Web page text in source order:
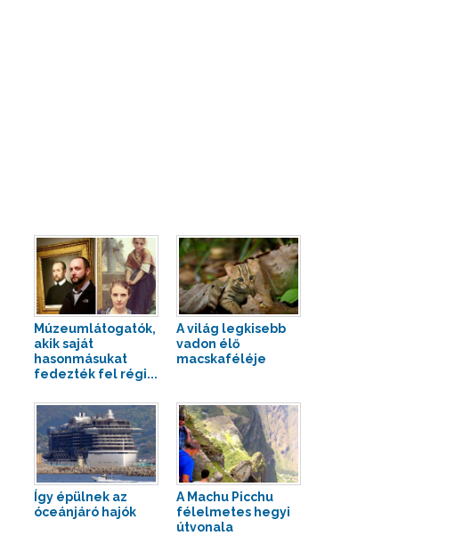
Múzeumlátogatók,
akik saját
hasonmásukat
fedezték fel régi...
A világ legkisebb
vadon élő
macskaféléje
Így épülnek az
óceánjáró hajók
A Machu Picchu
félelmetes hegyi
útvonala